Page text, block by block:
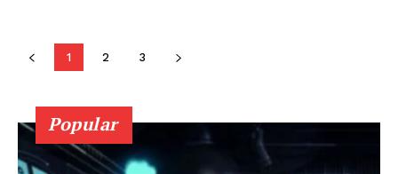
Magazine PRO
1 2 3
Popular